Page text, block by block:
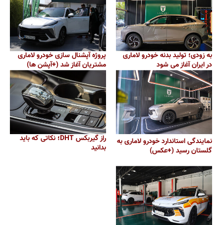
به زودی؛ تولید بدنه خودرو لاماری
در ایران آغاز می شود
پروژه آپشنال سازی خودرو لاماری
مشتریان آغاز شد (+آپشن ها)
نمایندگی استاندارد خودرو لاماری به
گلستان رسید (+عکس)
راز گیربکس DHT؛ نکاتی که باید
بدانید